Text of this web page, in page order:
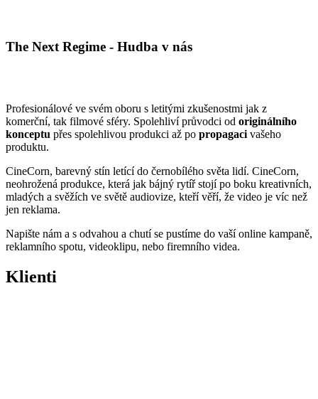
The Next Regime - Hudba v nás
Profesionálové ve svém oboru s letitými zkušenostmi jak z
komerční, tak filmové sféry. Spolehliví průvodci od originálního
konceptu přes spolehlivou produkci až po propagaci vašeho
produktu.
CineCorn, barevný stín letící do černobílého světa lidí. CineCorn,
neohrožená produkce, která jak bájný rytíř stojí po boku kreativních,
mladých a svěžích ve světě audiovize, kteří věří, že video je víc než
jen reklama.
Napište nám a s odvahou a chutí se pustíme do vaší online kampaně,
reklamního spotu, videoklipu, nebo firemního videa.
Klienti